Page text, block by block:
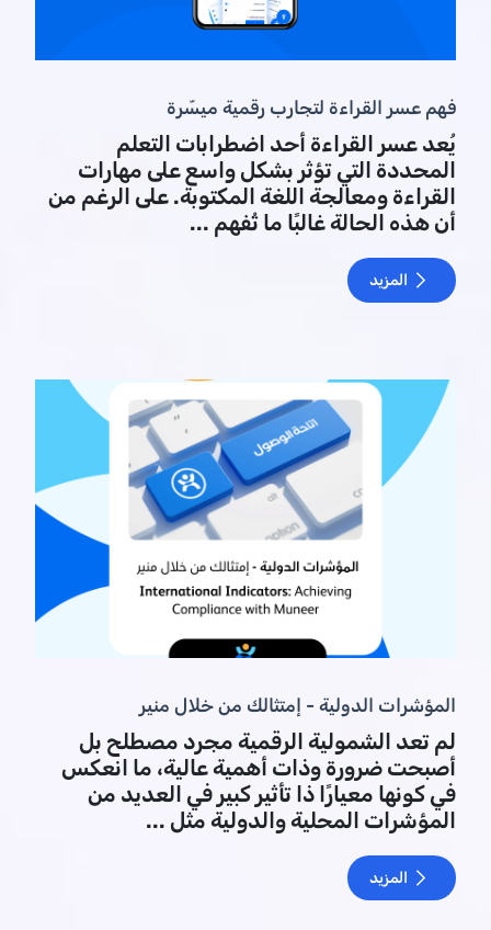
فهم عسر القراءة لتجارب رقمية ميسّرة
يُعد عسر القراءة أحد اضطرابات التعلم
المحددة التي تؤثر بشكل واسع على مهارات
القراءة ومعالجة اللغة المكتوبة. على الرغم من
أن هذه الحالة غالبًا ما تُفهم ...
المزيد
المؤشرات الدولية - إمتثالك من خلال منير
لم تعد الشمولية الرقمية مجرد مصطلح بل
أصبحت ضرورة وذات أهمية عالية، ما انعكس
في كونها معيارًا ذا تأثير كبير في العديد من
المؤشرات المحلية والدولية مثل ...
المزيد